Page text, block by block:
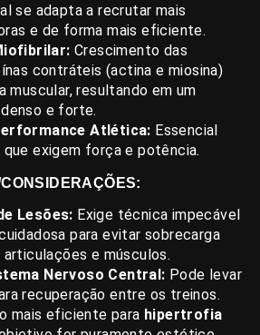
se adapta a recrutar mais
e de forma mais eficiente.
Crescimento das
contráteis (actina e miosina)
muscular, resultando em um
e forte.
Atlética: Essencial
exigem força e potência.
Lesões: Exige técnica impecável
para evitar sobrecarga
articulações e músculos.
Nervoso Central: Pode levar
recuperação entre os treinos.
mais eficiente para hipertrofia